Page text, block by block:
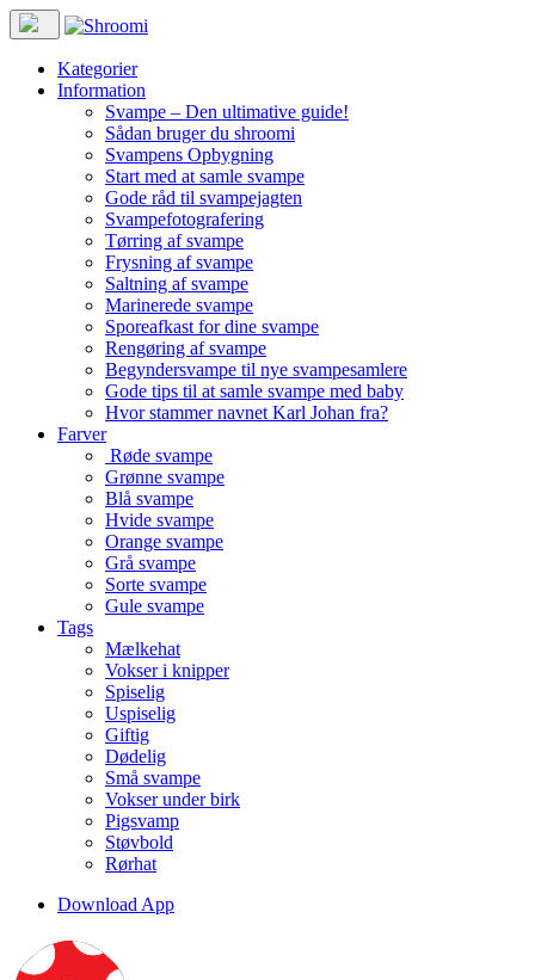
Kategorier
Information
Svampe – Den ultimative guide!
Sådan bruger du shroomi
Svampens Opbygning
Start med at samle svampe
Gode råd til svampejagten
Svampefotografering
Tørring af svampe
Frysning af svampe
Saltning af svampe
Marinerede svampe
Sporeafkast for dine svampe
Rengøring af svampe
Begyndersvampe til nye svampesamlere
Gode tips til at samle svampe med baby
Hvor stammer navnet Karl Johan fra?
Farver
Røde svampe
Grønne svampe
Blå svampe
Hvide svampe
Orange svampe
Grå svampe
Sorte svampe
Gule svampe
Tags
Mælkehat
Vokser i knipper
Spiselig
Uspiselig
Giftig
Dødelig
Små svampe
Vokser under birk
Pigsvamp
Støvbold
Rørhat
Download App